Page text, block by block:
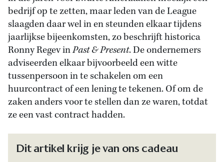
bedrijf op te zetten, maar leden van de League
slaagden daar wel in en steunden elkaar tijdens
jaarlijkse bijeenkomsten, zo beschrijft historica
Ronny Regev inPast & Present. De ondernemers
adviseerden elkaar bijvoorbeeld een witte
tussenpersoon in te schakelen om een
huurcontract of een lening te tekenen. Of om de
zaken anders voor te stellen dan ze waren, totdat
ze een vast contract hadden.
Dit artikel krijg je van ons cadeau